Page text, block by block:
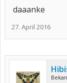
daaanke
27. April 2016